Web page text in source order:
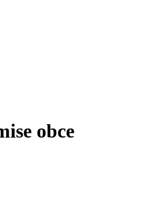
obce